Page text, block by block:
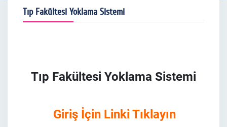
Tıp Fakültesi Yoklama Sistemi
Tıp Fakültesi Yoklama Sistemi
Giriş İçin Linki Tıklayın